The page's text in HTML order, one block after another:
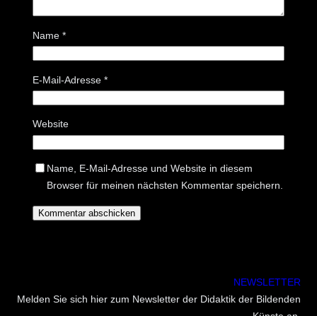
Name *
E-Mail-Adresse *
Website
Name, E-Mail-Adresse und Website in diesem
Browser für meinen nächsten Kommentar speichern.
NEWSLETTER
Melden Sie sich hier zum Newsletter der Didaktik der Bildenden